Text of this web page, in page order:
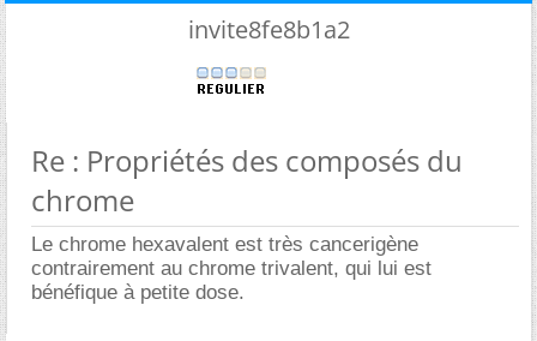
invite8fe8b1a2
Re : Propriétés des composés du
chrome
Le chrome hexavalent est très cancerigène
contrairement au chrome trivalent, qui lui est
bénéfique à petite dose.